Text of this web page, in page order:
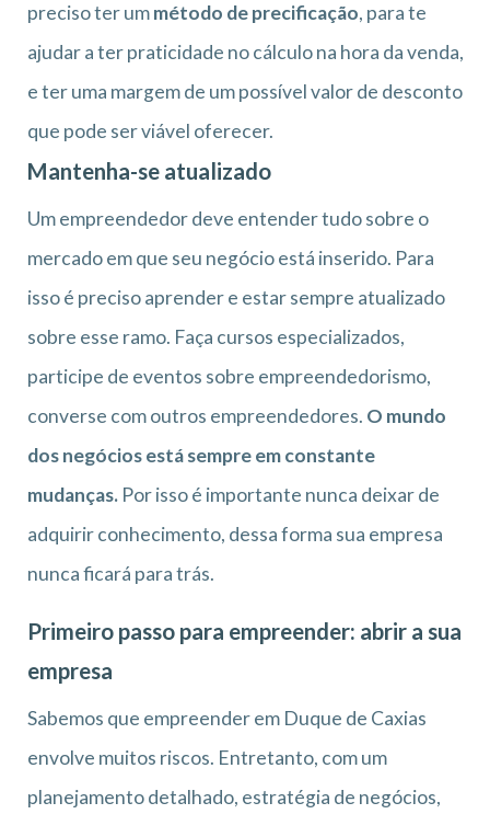
preciso ter ummétodo de precificação, para te
ajudar a ter praticidade no cálculo na hora da venda,
e ter uma margem de um possível valor de desconto
que pode ser viável oferecer.
Mantenha-se atualizado
Um empreendedor deve entender tudo sobre o
mercado em que seu negócio está inserido. Para
isso é preciso aprender e estar sempre atualizado
sobre esse ramo. Faça cursos especializados,
participe de eventos sobre empreendedorismo,
converse com outros empreendedores. O mundo
dos negócios está sempre em constante
mudanças. Por isso é importante nunca deixar de
adquirir conhecimento, dessa forma sua empresa
nunca ficará para trás.
Primeiro passo para empreender: abrir a sua
empresa
Sabemos que empreender em Duque de Caxias
envolve muitos riscos. Entretanto, com um
planejamento detalhado, estratégia de negócios,